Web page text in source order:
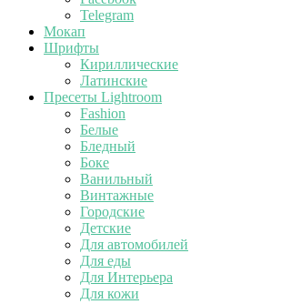
Telegram
Мокап
Шрифты
Кириллические
Латинские
Пресеты Lightroom
Fashion
Белые
Бледный
Боке
Ванильный
Винтажные
Городские
Детские
Для автомобилей
Для еды
Для Интерьера
Для кожи